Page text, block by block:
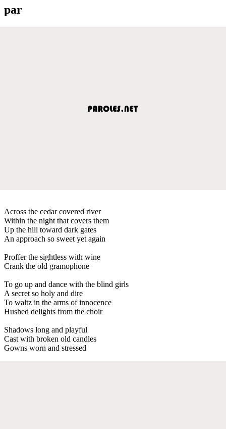
par
Across the cedar covered river
Within the night that covers them
Up the hill toward dark gates
An approach so sweet yet again
Proffer the sightless with wine
Crank the old gramophone
To go up and dance with the blind girls
A secret so holy and dire
To waltz in the arms of innocence
Hushed delights from the choir
Shadows long and playful
Cast with broken old candles
Gowns worn and stressed